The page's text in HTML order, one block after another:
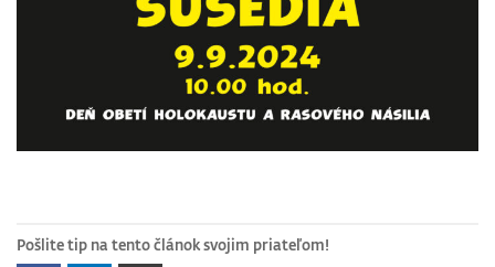
Pošlite tip na tento článok svojim priateľom!